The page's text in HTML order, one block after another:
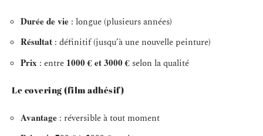
Durée de vie : longue (plusieurs années)
Résultat : définitif (jusqu’à une nouvelle peinture)
Prix : entre 1000 € et 3000 € selon la qualité
Le covering (film adhésif)
Avantage : réversible à tout moment